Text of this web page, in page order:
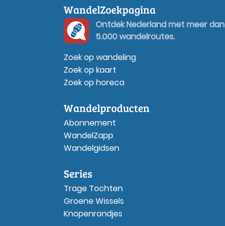
WandelZoekpagina
Ontdek Nederland met meer dan
5.000 wandelroutes.
Zoek op wandeling
Zoek op kaart
Zoek op horeca
Wandelproducten
Abonnement
WandelZapp
Wandelgidsen
Series
Trage Tochten
Groene Wissels
Knopenrondjes